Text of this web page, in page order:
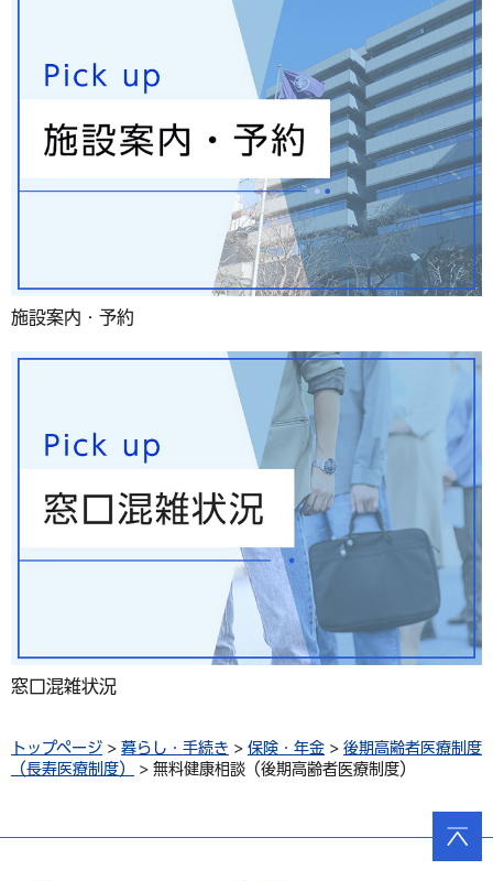
施設案内・予約
窓口混雑状況
トップページ > 暮らし・手続き > 保険・年金 > 後期高齢者医療制度
（長寿医療制度）
> 無料健康相談（後期高齢者医療制度）
ページ
の先頭